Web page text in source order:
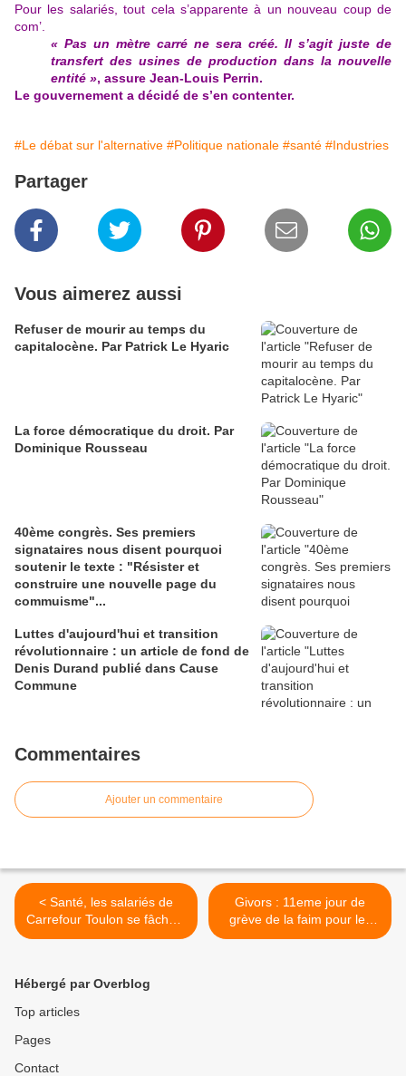
Pour les salariés, tout cela s’apparente à un nouveau coup de
com’.
« Pas un mètre carré ne sera créé. Il s’agit juste de
transfert des usines de production dans la nouvelle
entité », assure Jean-Louis Perrin.
Le gouvernement a décidé de s’en contenter.
#Le débat sur l'alternative #Politique nationale #santé #Industries
Partager
Vous aimerez aussi
Refuser de mourir au temps du
capitalocène. Par Patrick Le Hyaric
La force démocratique du droit. Par
Dominique Rousseau
40ème congrès. Ses premiers
signataires nous disent pourquoi
soutenir le texte : "Résister et
construire une nouvelle page du
commuisme"...
Luttes d'aujourd'hui et transition
révolutionnaire : un article de fond de
Denis Durand publié dans Cause
Commune
Commentaires
Ajouter un commentaire
< Santé, les salariés de
Carrefour Toulon se fâchent
et écrivent au Préfet du Var
Givors : 11eme jour de
grève de la faim pour les
deux professeurs du
Hébergé par Overblog
Top articles
Pages
Contact